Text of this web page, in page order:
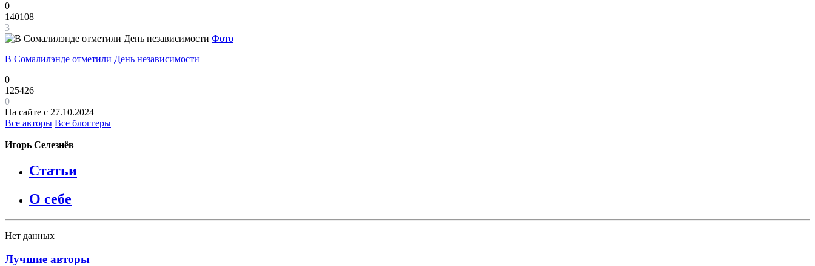
0
140108
3
Фото
В Сомалилэнде отметили День независимости
0
125426
0
На сайте с 27.10.2024
Все авторы Все блоггеры
Игорь Селезнёв
Статьи
О себе
Нет данных
Лучшие авторы